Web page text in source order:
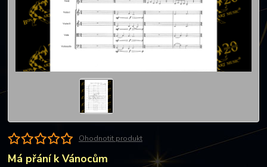
Ohodnotit produkt
Má přání k Vánocům